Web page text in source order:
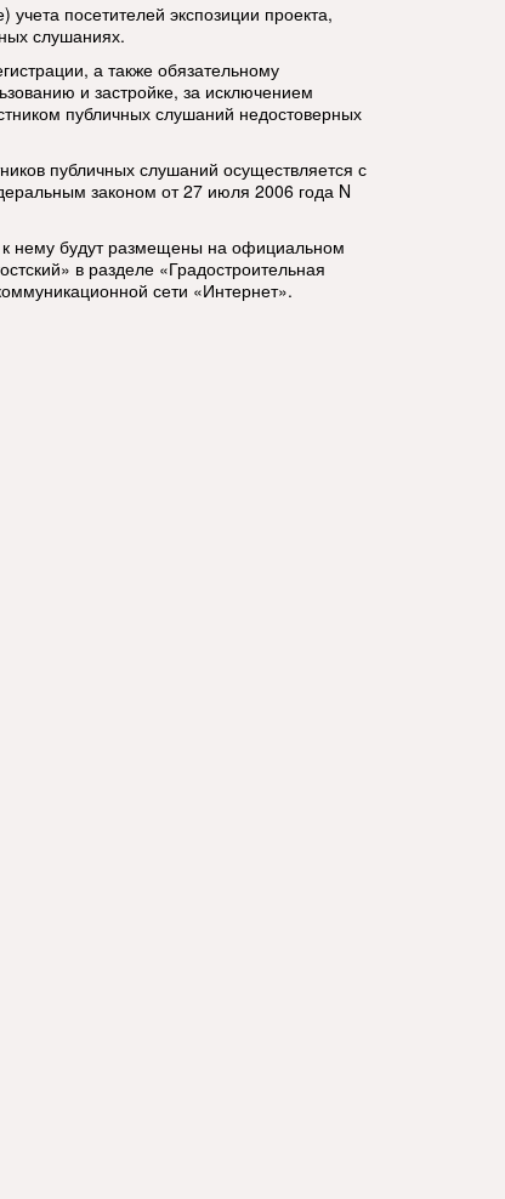
посетителей экспозиции проекта,
слушаниях.
а также обязательному
и застройке, за исключением
публичных слушаний недостоверных
публичных слушаний осуществляется с
законом от 27 июля 2006 года N
нему будут размещены на официальном
в разделе «Градостроительная
сети «Интернет».